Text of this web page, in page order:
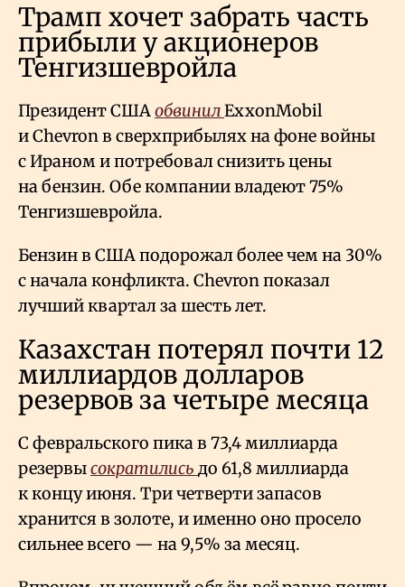
Трамп хочет забрать часть
прибыли у акционеров
Тенгизшевройла
Президент СШАобвинилExxonMobil
и Chevron в сверхприбылях на фоне войны
с Ираном и потребовал снизить цены
на бензин. Обе компании владеют 75%
Тенгизшевройла.
Бензин в США подорожал более чем на 30%
с начала конфликта. Chevron показал
лучший квартал за шесть лет.
Казахстан потерял почти 12
миллиардов долларов
резервов за четыре месяца
С февральского пика в 73,4 миллиарда
резервысократились до 61,8 миллиарда
к концу июня. Три четверти запасов
хранится в золоте, и именно оно просело
сильнее всего — на 9,5% за месяц.